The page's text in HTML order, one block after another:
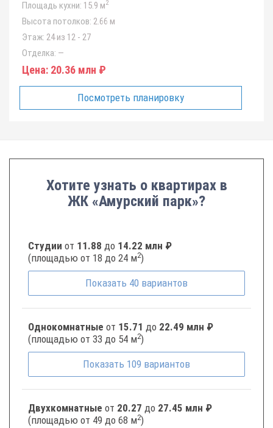
Площадь кухни: 15.9 м2
Высота потолков: 2.66 м
Этаж: 24 из 12 - 27
Отделка: —
Цена: 20.36 млн ₽
Посмотреть планировку
Хотите узнать о квартирах в
ЖК «Амурский парк»?
Студии от 11.88 до 14.22 млн ₽
(площадью от 18 до 24 м2)
Показать 40 вариантов
Однокомнатные от 15.71 до 22.49 млн ₽
(площадью от 33 до 54 м2)
Показать 109 вариантов
Двухкомнатные от 20.27 до 27.45 млн ₽
(площадью от 49 до 68 м2)